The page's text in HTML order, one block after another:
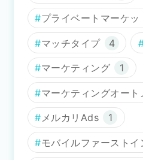
プライベートマーケッ
マッチタイプ 4
マーケティング 1
マーケティングオート
メルカリAds 1
モバイルファーストイ